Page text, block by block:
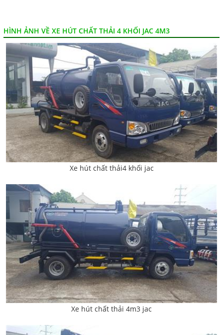
HÌNH ẢNH VỀ XE HÚT CHẤT THẢI 4 KHỐI JAC 4M3
Xe hút chất thải4 khối jac
Xe hút chất thải 4m3 jac